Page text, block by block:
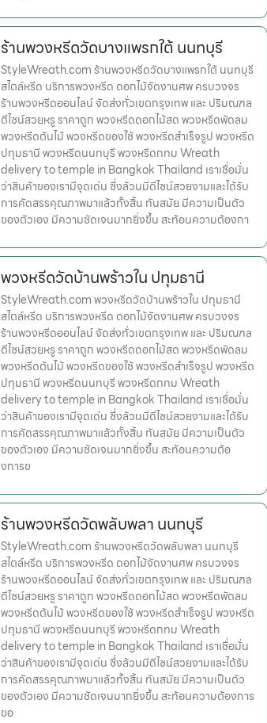
ร้านพวงหรีดวัดบางแพรกใต้ นนทบุรี
StyleWreath.com ร้านพวงหรีดวัดบางแพรกใต้ นนทบุรี
สไตล์หรีด บริการพวงหรีด ดอกไม้จัดงานศพ ครบวงจร
ร้านพวงหรีดออนไลน์ จัดส่งทั่วเขตกรุงเทพ และ ปริมณฑล
ดีไซน์สวยหรู ราคาถูก พวงหรีดดอกไม้สด พวงหรีดพัดลม
พวงหรีดต้นไม้ พวงหรีดของใช้ พวงหรีดสำเร็จรูป พวงหรีด
ปทุมธานี พวงหรีดนนทบุรี พวงหรีดกทม Wreath
delivery to temple in Bangkok Thailand เราเชื่อมั่น
ว่าสินค้าของเรามีจุดเด่น ซึ่งล้วนมีดีไซน์สวยงามและได้รับ
การคัดสรรคุณภาพมาแล้วทั้งสิ้น ทันสมัย มีความเป็นตัว
ของตัวเอง มีความชัดเจนมากยิ่งขึ้น สะท้อนความต้องกา
พวงหรีดวัดบ้านพร้าวใน ปทุมธานี
StyleWreath.com พวงหรีดวัดบ้านพร้าวใน ปทุมธานี
สไตล์หรีด บริการพวงหรีด ดอกไม้จัดงานศพ ครบวงจร
ร้านพวงหรีดออนไลน์ จัดส่งทั่วเขตกรุงเทพ และ ปริมณฑล
ดีไซน์สวยหรู ราคาถูก พวงหรีดดอกไม้สด พวงหรีดพัดลม
พวงหรีดต้นไม้ พวงหรีดของใช้ พวงหรีดสำเร็จรูป พวงหรีด
ปทุมธานี พวงหรีดนนทบุรี พวงหรีดกทม Wreath
delivery to temple in Bangkok Thailand เราเชื่อมั่น
ว่าสินค้าของเรามีจุดเด่น ซึ่งล้วนมีดีไซน์สวยงามและได้รับ
การคัดสรรคุณภาพมาแล้วทั้งสิ้น ทันสมัย มีความเป็นตัว
ของตัวเอง มีความชัดเจนมากยิ่งขึ้น สะท้อนความต้อ
งการข
ร้านพวงหรีดวัดพลับพลา นนทบุรี
StyleWreath.com ร้านพวงหรีดวัดพลับพลา นนทบุรี
สไตล์หรีด บริการพวงหรีด ดอกไม้จัดงานศพ ครบวงจร
ร้านพวงหรีดออนไลน์ จัดส่งทั่วเขตกรุงเทพ และ ปริมณฑล
ดีไซน์สวยหรู ราคาถูก พวงหรีดดอกไม้สด พวงหรีดพัดลม
พวงหรีดต้นไม้ พวงหรีดของใช้ พวงหรีดสำเร็จรูป พวงหรีด
ปทุมธานี พวงหรีดนนทบุรี พวงหรีดกทม Wreath
delivery to temple in Bangkok Thailand เราเชื่อมั่น
ว่าสินค้าของเรามีจุดเด่น ซึ่งล้วนมีดีไซน์สวยงามและได้รับ
การคัดสรรคุณภาพมาแล้วทั้งสิ้น ทันสมัย มีความเป็นตัว
ของตัวเอง มีความชัดเจนมากยิ่งขึ้น สะท้อนความต้องการ
ขอ